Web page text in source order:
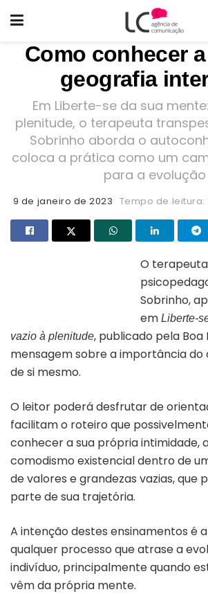
Como conhecer
geografia
Em Liberte-se da sua
plenitude, o terapeuta
Sobrinho aborda o
coloca a prática como um
para a evolução
9 de janeiro de 2023 Tempo de
O
Sobrinho,
em Liberte-
vazio à plenitude, publicado pela Boa
mensagem sobre a importância
de si mesmo.
O leitor poderá desfrutar de
facilitam o roteiro que
conhecer a sua própria intimidade,
comodismo existencial dentro de
de valores e grandezas vazias, que
parte de sua trajetória.
A intenção destes ensinamentos é
qualquer processo que atrase a
indivíduo, principalmente quando
vêm da própria mente.